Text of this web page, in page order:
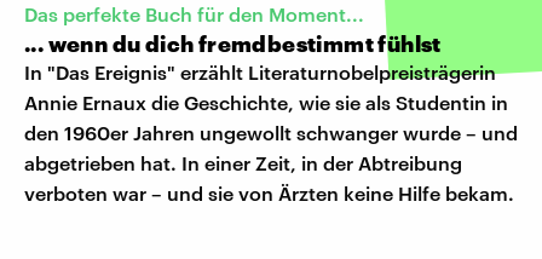
Das perfekte Buch für den Moment...
... wenn du dich fremdbestimmt fühlst
In "Das Ereignis" erzählt Literaturnobelpreisträgerin
Annie Ernaux die Geschichte, wie sie als Studentin in
den 1960er Jahren ungewollt schwanger wurde – und
abgetrieben hat. In einer Zeit, in der Abtreibung
verboten war – und sie von Ärzten keine Hilfe bekam.